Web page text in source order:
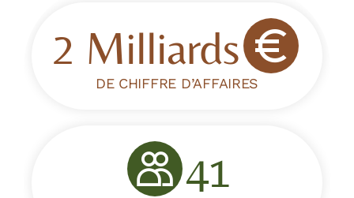
2 Milliards
DE CHIFFRE D’AFFAIRES
41